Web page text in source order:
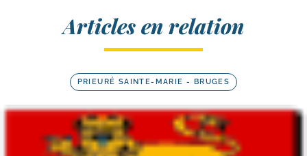
Articles en relation
PRIEURÉ SAINTE-MARIE - BRUGES